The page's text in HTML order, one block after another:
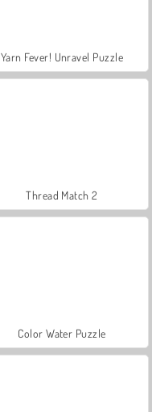
Yarn Fever! Unravel Puzzle
Thread Match 2
Color Water Puzzle